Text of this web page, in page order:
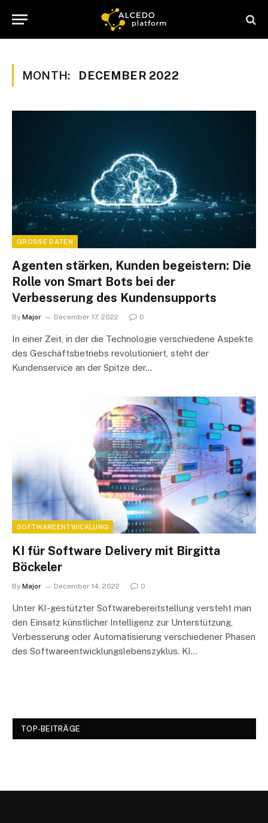
MONTH: DECEMBER 2022
GROSSE DATEN
Agenten stärken, Kunden begeistern: Die
Rolle von Smart Bots bei der
Verbesserung des Kundensupports
By Major December 17, 2022 0
In einer Zeit, in der die Technologie verschiedene Aspekte
des Geschäftsbetriebs revolutioniert, steht der
Kundenservice an der Spitze der…
SOFTWAREENTWICKLUNG
KI für Software Delivery mit Birgitta
Böckeler
By Major December 14, 2022 0
Unter KI-gestützter Softwarebereitstellung versteht man
den Einsatz künstlicher Intelligenz zur Unterstützung,
Verbesserung oder Automatisierung verschiedener Phasen
des Softwareentwicklungslebenszyklus. KI…
TOP-BEITRÄGE